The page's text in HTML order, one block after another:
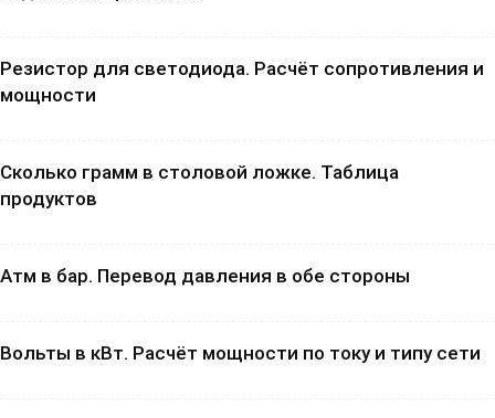
Резистор для светодиода. Расчёт сопротивления и
мощности
Сколько грамм в столовой ложке. Таблица
продуктов
Атм в бар. Перевод давления в обе стороны
Вольты в кВт. Расчёт мощности по току и типу сети